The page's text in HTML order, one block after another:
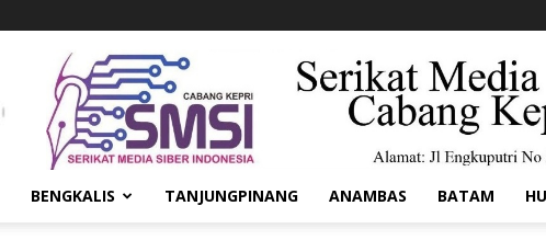
BENGKALIS TANJUNGPINANG ANAMBAS BATAM